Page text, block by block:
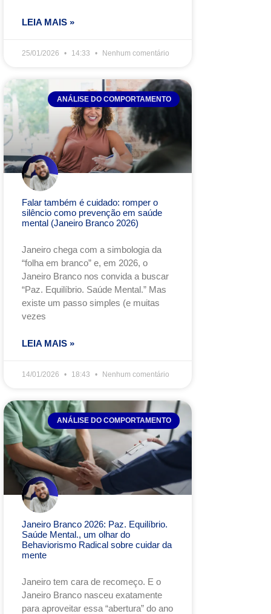
LEIA MAIS »
25/01/2026 14:33 Nenhum comentário
ANÁLISE DO COMPORTAMENTO
Falar também é cuidado: romper o
silêncio como prevenção em saúde
mental (Janeiro Branco 2026)
Janeiro chega com a simbologia da
“folha em branco” e, em 2026, o
Janeiro Branco nos convida a buscar
“Paz. Equilíbrio. Saúde Mental.” Mas
existe um passo simples (e muitas
vezes
LEIA MAIS »
14/01/2026 18:43 Nenhum comentário
ANÁLISE DO COMPORTAMENTO
Janeiro Branco 2026: Paz. Equilíbrio.
Saúde Mental., um olhar do
Behaviorismo Radical sobre cuidar da
mente
Janeiro tem cara de recomeço. E o
Janeiro Branco nasceu exatamente
para aproveitar essa “abertura” do ano